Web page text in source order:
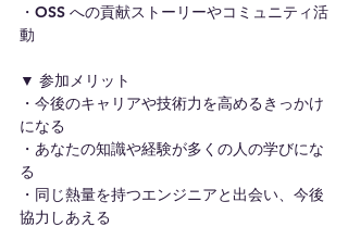
・OSS への貢献ストーリーやコミュニティ活
動
▼ 参加メリット
・今後のキャリアや技術力を高めるきっかけ
になる
・あなたの知識や経験が多くの人の学びにな
る
・同じ熱量を持つエンジニアと出会い、今後
協力しあえる